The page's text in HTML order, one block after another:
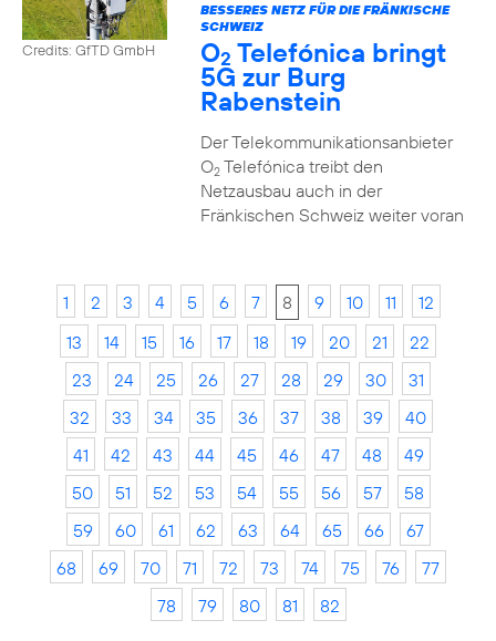
Credits: GfTD GmbH
BESSERES NETZ FÜR DIE FRÄNKISCHE
SCHWEIZ
O2 Telefónica bringt
5G zur Burg
Rabenstein
Der Telekommunikationsanbieter
O2Telefónica treibt den
Netzausbau auch in der
Fränkischen Schweiz weiter voran
1 2 3 4 5 6 7 8 9 10 11
12
13
14 15 16 17 18 19 20 21
22
23
24 25 26 27 28 29 30
31
32
33 34 35 36 37 38 39
40
41
42 43 44 45 46 47 48
49
50
51 52 53 54 55 56 57
58
59
60 61 62 63 64 65 66
67
68
69 70 71 72 73 74 75 76
77
78
79 80 81 82